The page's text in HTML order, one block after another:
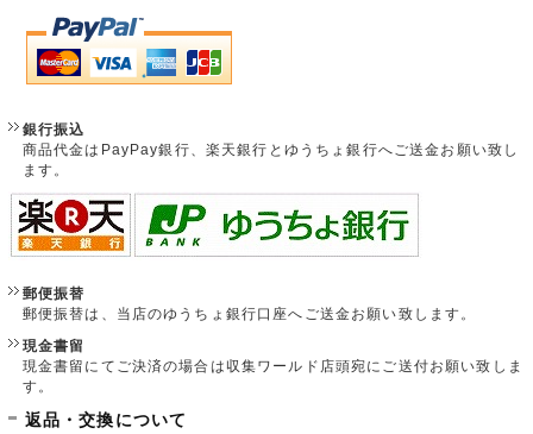
銀行振込
商品代金はPayPay銀行、楽天銀行とゆうちょ銀行へご送金お願い致し
ます。
郵便振替
郵便振替は、当店のゆうちょ銀行口座へご送金お願い致します。
現金書留
現金書留にてご決済の場合は収集ワールド店頭宛にご送付お願い致しま
す。
返品・交換について